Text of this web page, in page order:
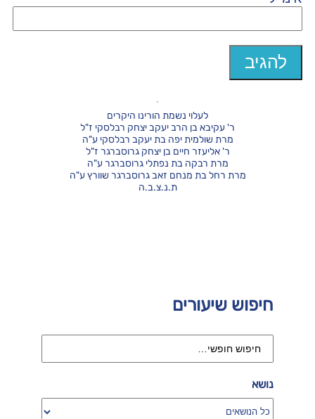
חיפוש שיעורים
נושא
לעלוי נשמת הורינו היקרים
ר' עקיבא בן הרב יעקב יצחק רבלסקי ז"ל
מרת שולמית יפה בת יעקב רבלסקי ע"ה
ר' אליעזר חיים בן יצחק גרוסברגר ז"ל
מרת רבקה בת נפתלי גרוסברגר ע"ה
מרת רחל בת מנחם זאב גרוסברגר שוורץ ע"ה
ת.נ.צ.ב.ה